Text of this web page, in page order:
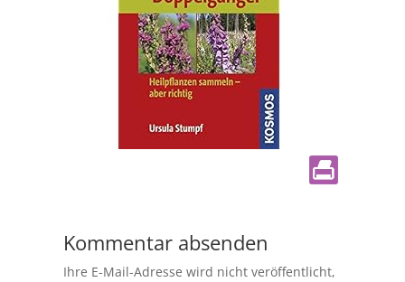
Kommentar absenden
Ihre E-Mail-Adresse wird nicht veröffentlicht,